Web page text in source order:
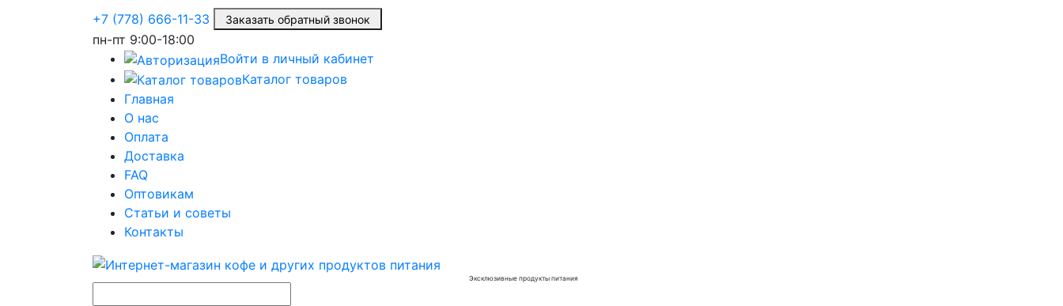
+7 (778) 666-11-33 Заказать обратный звонок
пн-пт 9:00-18:00
Войти в личный кабинет
Каталог товаров
Главная
О нас
Оплата
Доставка
FAQ
Оптовикам
Статьи и советы
Контакты
Эксклюзивные продукты питания